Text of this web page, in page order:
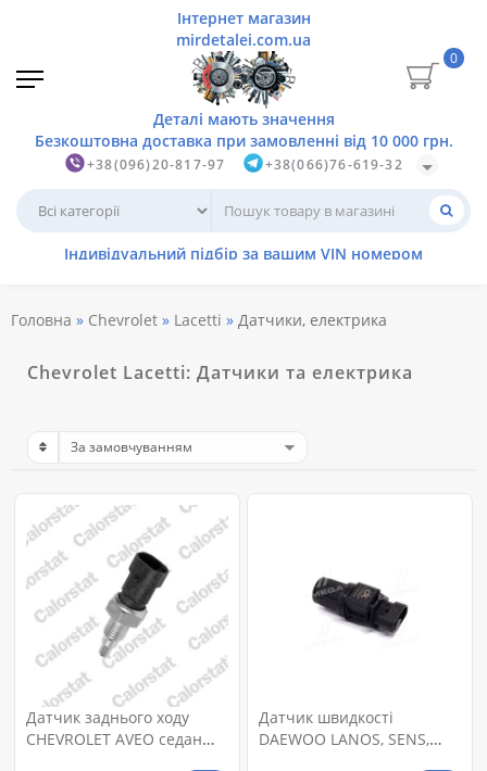
+38(096)20-817-97 +38(066)76-619-32
0
Головна Chevrolet Lacetti Датчики, електрика
Chevrolet Lacetti: Датчики та електрика
Датчик заднього ходу
CHEVROLET AVEO седан
Датчик швидкості
DAEWOO LANOS, SENS,